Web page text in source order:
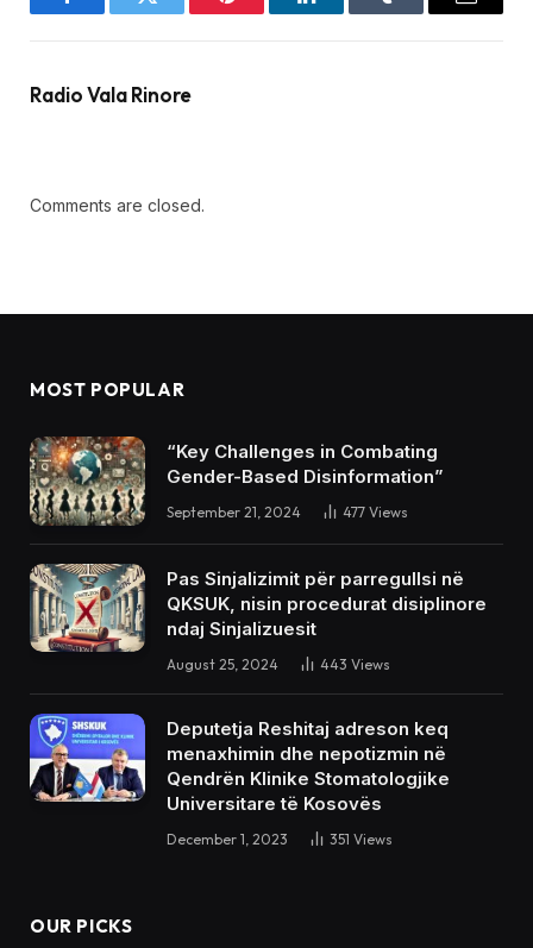
FacebookTwitter Pinterest LinkedInTumblr Email
Radio Vala Rinore
Comments are closed.
MOST POPULAR
“Key Challenges in Combating
Gender-Based Disinformation”
September 21, 2024 477 Views
Pas Sinjalizimit për parregullsi në
QKSUK, nisin procedurat disiplinore
ndaj Sinjalizuesit
August 25, 2024 443 Views
Deputetja Reshitaj adreson keq
menaxhimin dhe nepotizmin në
Qendrën Klinike Stomatologjike
Universitare të Kosovës
December 1, 2023 351 Views
OUR PICKS